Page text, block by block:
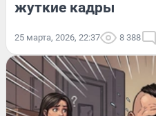
жуткие кадры
25 марта, 2026, 22:37 8 388